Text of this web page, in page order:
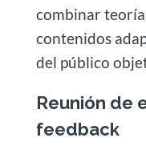
combinar
contenidos
del público
Reunión de
feedback